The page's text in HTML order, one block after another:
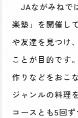
JAながみねで
楽塾」を開催し
や友達を見つけ
ことが目的です
作りなどをおこ
ジャンルの料理
コースとも5回